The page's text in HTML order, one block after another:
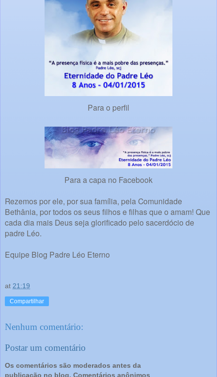
Para o perfil
Para a capa no Facebook
Rezemos por ele, por sua família, pela Comunidade
Bethânia, por todos os seus filhos e filhas que o amam! Que
cada dia mais Deus seja glorificado pelo sacerdócio de
padre Léo.
Equipe Blog Padre Léo Eterno
at 21:19
Compartilhar
Nenhum comentário:
Postar um comentário
Os comentários são moderados antes da
publicação no blog. Comentários anônimos